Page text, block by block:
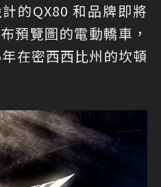
的QX80 和品牌即將
預覽圖的電動轎車，
在密西西比州的坎頓